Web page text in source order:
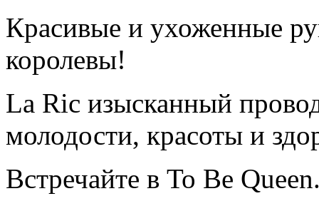
Красивые и ухоженные
королевы!
La Ric изысканный
молодости, красоты и
Встречайте в To Be